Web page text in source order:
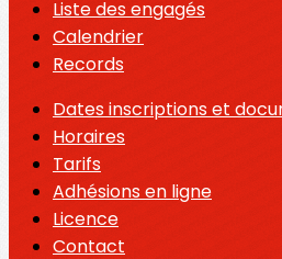
Liste des engagés
Calendrier
Records
Dates inscriptions et
Horaires
Tarifs
Adhésions en ligne
Licence
Contact